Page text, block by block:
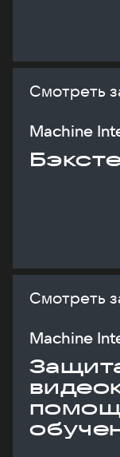
Смотреть
Machine
Смотреть
Machine